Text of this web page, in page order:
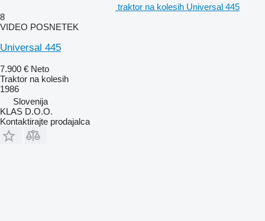
traktor na kolesih Universal 445
8
VIDEO POSNETEK
Universal 445
7.900 € Neto
Traktor na kolesih
1986
Slovenija
KLAS D.O.O.
Kontaktirajte prodajalca